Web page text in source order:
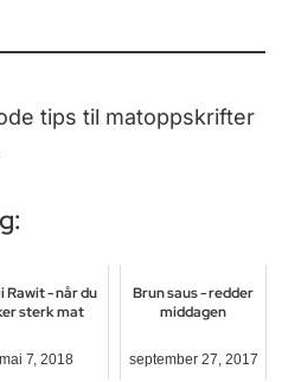
tips til matoppskrifter
Rawit - når du
sterk mat
mai 7, 2018
Brun saus - redder
middagen
september 27, 2017